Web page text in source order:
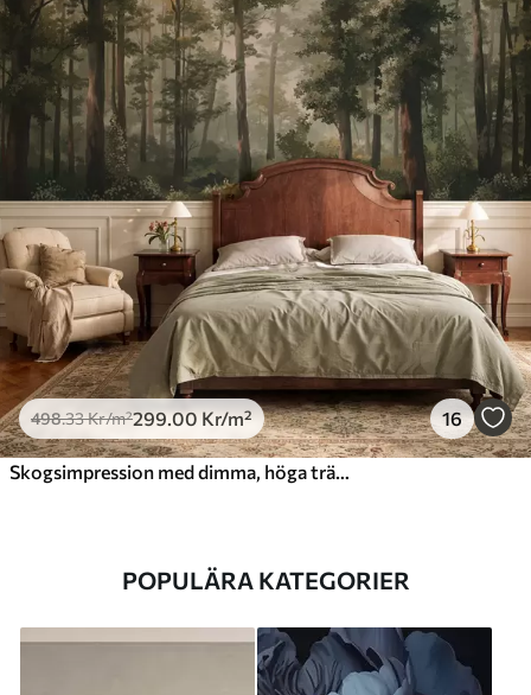
498.33Kr/m²299.00 Kr/m² 16
POPULÄRA KATEGORIER